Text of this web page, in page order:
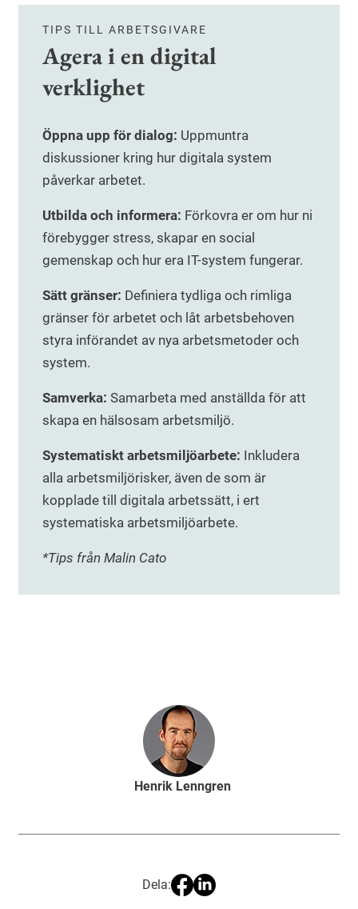
TIPS TILL ARBETSGIVARE
Agera i en digital
verklighet
Öppna upp för dialog: Uppmuntra
diskussioner kring hur digitala system
påverkar arbetet.
Utbilda och informera: Förkovra er om hur ni
förebygger stress, skapar en social
gemenskap och hur era IT-system fungerar.
Sätt gränser: Definiera tydliga och rimliga
gränser för arbetet och låt arbetsbehoven
styra införandet av nya arbetsmetoder och
system.
Samverka: Samarbeta med anställda för att
skapa en hälsosam arbetsmiljö.
Systematiskt arbetsmiljöarbete: Inkludera
alla arbetsmiljörisker, även de som är
kopplade till digitala arbetssätt, i ert
systematiska arbetsmiljöarbete.
*Tips från Malin Cato
Henrik Lenngren
Dela: